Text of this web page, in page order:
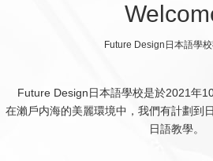
Future Design日本語學校
Future Design日本語學校是於2021年
在瀨戶内海的美麗環境中，我們有計劃到
日語教學。